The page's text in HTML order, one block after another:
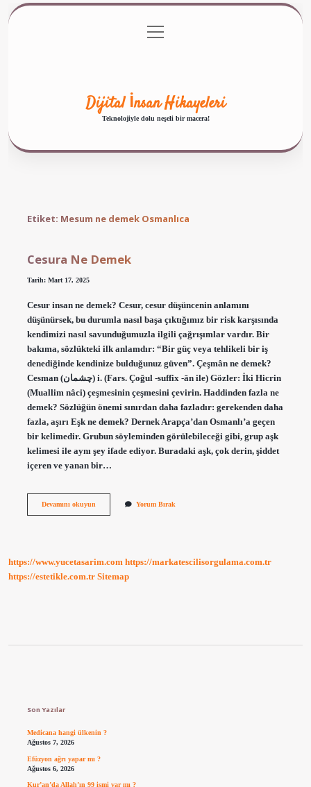
Gizlilik Politikası
menüyü
aç
Dijital İnsan Hikayeleri
Teknolojiyle dolu neşeli bir macera!
Etiket: Mesum ne demek Osmanlıca
Cesura Ne Demek
Tarih: Mart 17, 2025
Cesur insan ne demek? Cesur, cesur düşüncenin anlamını
düşünürsek, bu durumla nasıl başa çıktığımız bir risk karşısında
kendimizi nasıl savunduğumuzla ilgili çağrışımlar vardır. Bir
bakıma, sözlükteki ilk anlamdır: “Bir güç veya tehlikeli bir iş
denediğinde kendinize bulduğunuz güven”. Çeşmân ne demek?
Cesman (ﭼﺸﻤﺎﻥ) i. (Fars. Çoğul -suffix -ān ile) Gözler: İki Hicrin
(Muallim nâci) çeşmesinin çeşmesini çevirin. Haddinden fazla ne
demek? Sözlüğün önemi sınırdan daha fazladır: gerekenden daha
fazla, aşırı Eşk ne demek? Dernek Arapça’dan Osmanlı’a geçen
bir kelimedir. Grubun söyleminden görülebileceği gibi, grup aşk
kelimesi ile aynı şey ifade ediyor. Buradaki aşk, çok derin, şiddet
içeren ve yanan bir…
Devamını okuyunCesura
Yorum Bırak
https://www.yucetasarim.com https://markatescilisorgulama.com.tr
https://estetikle.com.tr Sitemap
Son Yazılar
Medicana hangi ülkenin ?
Ağustos 7, 2026
Efüzyon ağrı yapar mı ?
Ağustos 6, 2026
Kur’an’da Allah’ın 99 ismi var mı ?